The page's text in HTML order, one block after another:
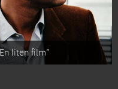
liten film”